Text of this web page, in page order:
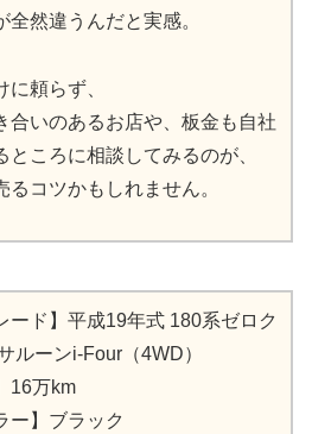
全然違うんだと実感。
に頼らず、
合いのあるお店や、板金も自社
ところに相談してみるのが、
るコツかもしれません。
ード】平成19年式 180系ゼロク
ルーンi-Four（4WD）
16万km
ー】ブラック